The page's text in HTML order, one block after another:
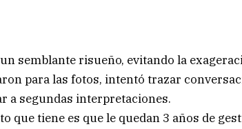
semblante risueño, evitando la
para las fotos, intentó trazar
a segundas interpretaciones.
que tiene es que le quedan 3 años de